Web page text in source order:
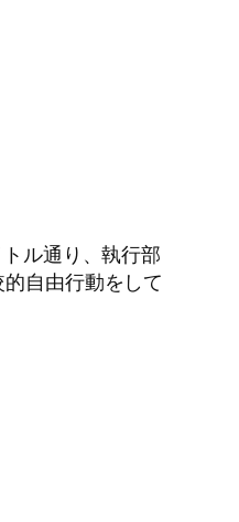
ル通り、執行部
自由行動をして